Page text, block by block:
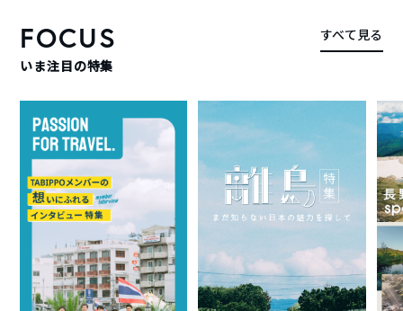
FOCUS
いま注目の特集
すべて見る